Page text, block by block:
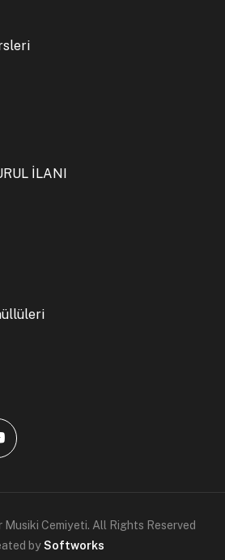
İLANI
Cemiyeti. All Rights Reserved
bySoftworks